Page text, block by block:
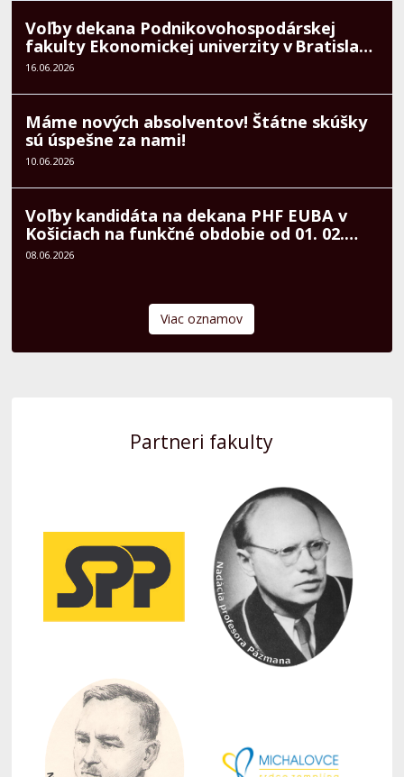
10.06.2026
Voľby kandidáta na dekana PHF EUBA v
Košiciach na funkčné obdobie od 01. 02.
2027 do 31. 01. 2031
08.06.2026